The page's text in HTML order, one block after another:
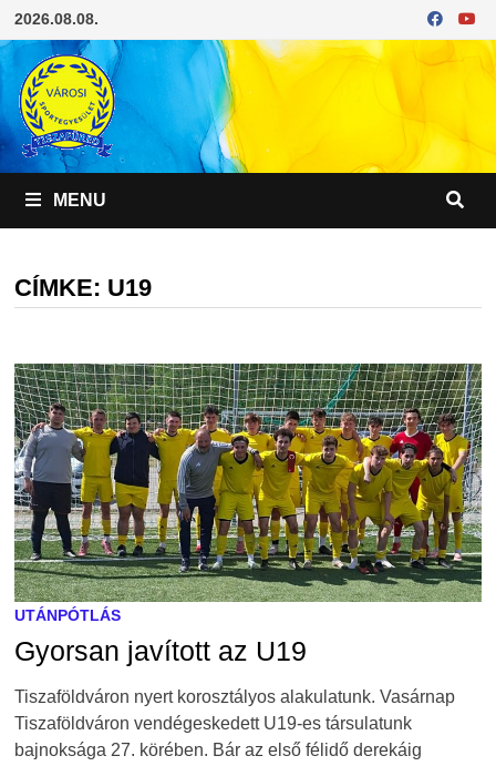
Skip
to
content
2026.08.08.
MENU
CÍMKE: U19
UTÁNPÓTLÁS
Gyorsan javított az U19
Tiszaföldváron nyert korosztályos alakulatunk. Vasárnap
Tiszaföldváron vendégeskedett U19-es társulatunk
bajnoksága 27. körében. Bár az első félidő derekáig